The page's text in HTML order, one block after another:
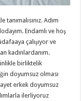
Adım
Endamlı ve hoş
çalışıyor ve
kadınlardanım.
birliktelik
doyumsuz olması
erkek doyumsuz
ilerliyoruz